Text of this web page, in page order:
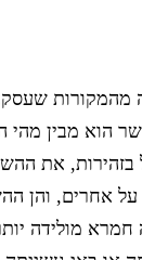
מהמקורות
הוא מבין
בזהירות, את
אחרים, והן
מולידה